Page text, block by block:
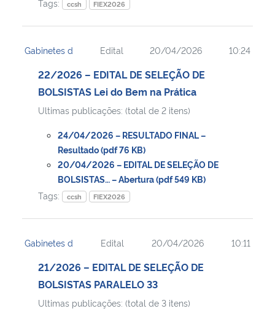
Tags:
ccsh FIEX2026
Gabinetes d Edital 20/04/2026 10:24
22/2026 – EDITAL DE SELEÇÃO DE
BOLSISTAS Lei do Bem na Prática
Ultimas publicações: (total de 2 itens)
24/04/2026 – RESULTADO FINAL –
Resultado (pdf 76 KB)
20/04/2026 – EDITAL DE SELEÇÃO DE
BOLSISTAS… – Abertura (pdf 549 KB)
Tags:
ccsh FIEX2026
Gabinetes d Edital 20/04/2026 10:11
21/2026 – EDITAL DE SELEÇÃO DE
BOLSISTAS PARALELO 33
Ultimas publicações: (total de 3 itens)